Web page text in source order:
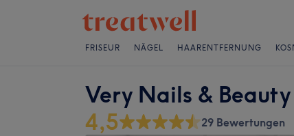
FRISEUR NÄGEL HAARENTFERNUNG
Very Nails & Beauty
4,5 29 Bewertungen